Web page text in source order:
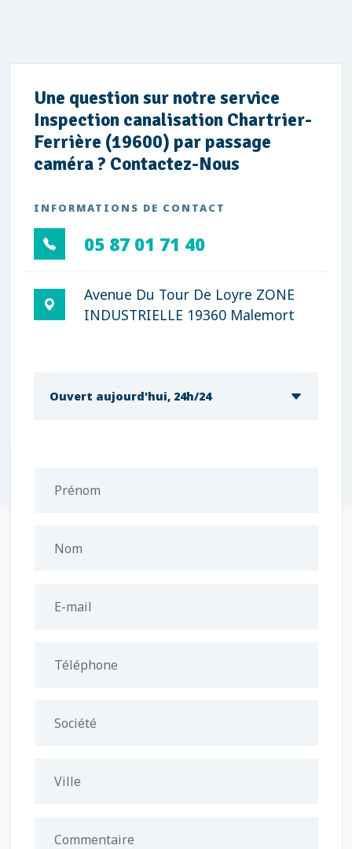
Une question sur notre service
Inspection canalisation Chartrier-
Ferrière (19600) par passage
caméra ? Contactez-Nous
INFORMATIONS DE CONTACT
05 87 01 71 40
Avenue Du Tour De Loyre ZONE
INDUSTRIELLE 19360 Malemort
Ouvert aujourd'hui, 24h/24
Prénom
Nom
E-mail
Téléphone
Société
Ville
Commentaire